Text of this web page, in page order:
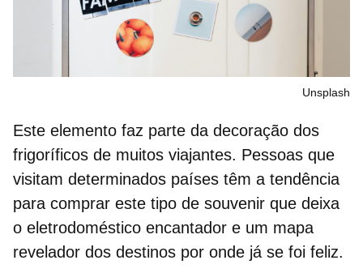
Unsplash
Este elemento faz parte da decoração dos
frigoríficos de muitos viajantes. Pessoas que
visitam determinados países têm a tendência
para comprar este tipo de souvenir que deixa
o eletrodoméstico encantador e um mapa
revelador dos destinos por onde já se foi feliz.